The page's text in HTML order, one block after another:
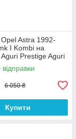
Astra 1992-
I Kombi на
Prestige Aguri
6 050 ₴
Купити